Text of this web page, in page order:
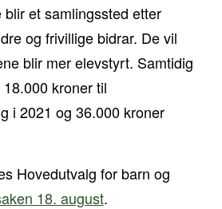
et samlingssted etter
og frivillige bidrar. De vil
blir mer elevstyrt. Samtidig
kroner til
i 2021 og 36.000 kroner
Hovedutvalg for barn og
18. august.